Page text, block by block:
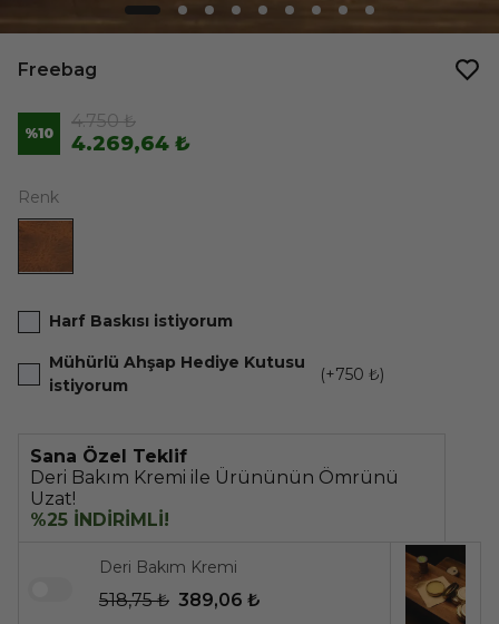
Freebag
%10
4.750 ₺
4.269,64 ₺
Renk
Harf Baskısı istiyorum
Mühürlü Ahşap Hediye Kutusu
istiyorum
(+750 ₺)
Sana Özel Teklif
Deri Bakım Kremi ile Ürününün Ömrünü
Uzat!
%25 İNDİRİMLİ!
Deri Bakım Kremi
518,75 ₺ 389,06 ₺